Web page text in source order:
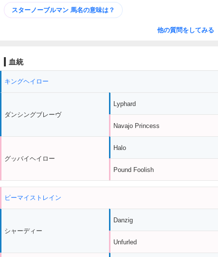
スターノーブルマン 馬名の意味は？
他の質問をしてみる
血統
キングヘイロー
ダンシングブレーヴ
グッバイヘイロー
Lyphard
Navajo Princess
Halo
Pound Foolish
ビーマイストレイン
シャーディー
Danzig
Unfurled